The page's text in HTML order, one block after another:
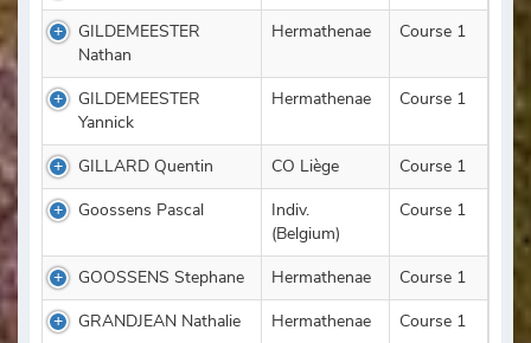
GILDEMEESTER
Nathan
Hermathenae Course 1
GILDEMEESTER
Yannick
Hermathenae Course 1
GILLARD Quentin CO Liège
Course 1
Goossens Pascal
Indiv.
(Belgium)
Course 1
GOOSSENS Stephane Hermathenae
Course 1
GRANDJEAN Nathalie
Hermathenae
Course 1